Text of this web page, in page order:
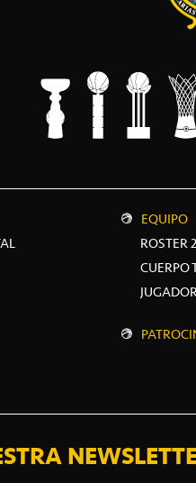
EQUIPO
ROSTER
CUERPO